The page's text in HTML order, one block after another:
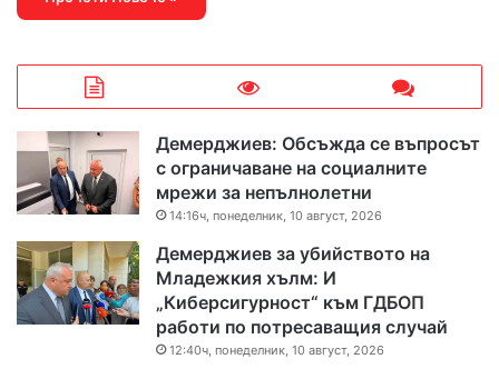
Демерджиев: Обсъжда се въпросът
с ограничаване на социалните
мрежи за непълнолетни
14:16ч, понеделник, 10 август, 2026
Демерджиев за убийството на
Младежкия хълм: И
„Киберсигурност“ към ГДБОП
работи по потресаващия случай
12:40ч, понеделник, 10 август, 2026